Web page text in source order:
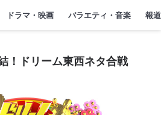
きめくときを。」トップページ
ドラマ・映画 バラエティ・音楽 報
！ドリーム東西ネタ合戦